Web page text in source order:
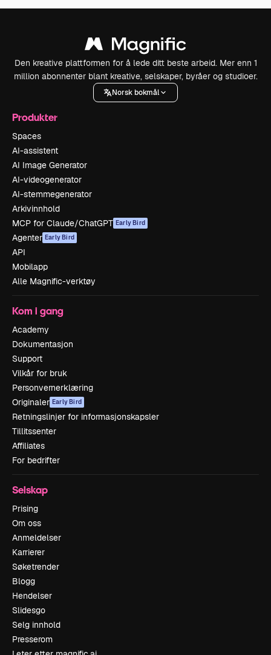
Den kreative plattformen for å lede ditt beste arbeid. Mer enn 1
million abonnenter blant kreative, selskaper, byråer og studioer.
Norsk bokmål
Produkter
Spaces
AI-assistent
AI Image Generator
AI-videogenerator
AI-stemmegenerator
Arkivinnhold
MCP for Claude/ChatGPT Early Bird
Agenter Early Bird
API
Mobilapp
Alle Magnific-verktøy
Kom i gang
Academy
Dokumentasjon
Support
Vilkår for bruk
Personvernerklæring
Originaler Early Bird
Retningslinjer for informasjonskapsler
Tillitssenter
Affiliates
For bedrifter
Selskap
Prising
Om oss
Anmeldelser
Karrierer
Søketrender
Blogg
Hendelser
Slidesgo
Selg innhold
Presserom